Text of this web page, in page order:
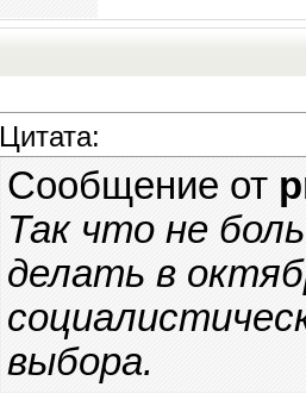
Цитата:
Сообщение от
Так что не
делать в
выбора.